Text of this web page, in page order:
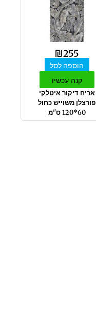
₪255
הוספה לסל
קנה עכשיו
אריח דיקור איטלקי
פורצלן משוייש כחול
60*120 ס"מ